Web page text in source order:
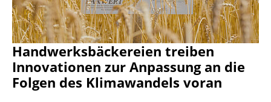
Handwerksbäckereien treiben
Innovationen zur Anpassung an die
Folgen des Klimawandels voran